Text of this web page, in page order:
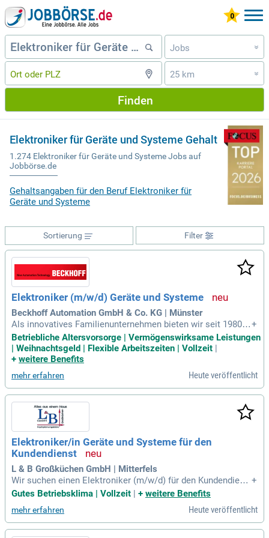
Jobs »
25 km »
Finden
Elektroniker für Geräte und Systeme Gehalt
1.274 Elektroniker für Geräte und Systeme Jobs auf
Jobbörse.de
Gehaltsangaben für den Beruf Elektroniker für
Geräte und Systeme
Filter
Sortierung
Elektroniker (m/w/d) Geräte und Systeme
Beckhoff Automation GmbH & Co. KG | Münster
Als innovatives Familienunternehmen bieten wir seit 1980
maßgeschneiderte Automatisierungssysteme auf Basis mo
dernster PC-technologie. Mit über 5.450 Mitarbeitenden und
einem Umsatz von 1,24 Mrd. Euro sind wir in mehr als 75 Lä
lisiert auf Embedded Computing und entwickelt hochwertig
e Computerboards für industrielle Anwendungen. Dank erfa
hrener Spezialisten schaffen wir individuelle Lösungen, pass
end zu spezifischen Anforderungen. Wir bedienen verschied
enste Industriezweige, darunter Telekommunikation und Me
dizintechnik, mit unseren leistungsstarken Produkten. Unser
umfangreicher Service begleitet Projekte von der ersten Ide
e bis zur finalen Inbetriebnahme, einschließlich BIOS-Anpas
sungen.
+
Betriebliche Altersvorsorge | Vermögenswirksame Leistungen
| Weihnachtsgeld | Flexible Arbeitszeiten | Vollzeit |
+ weitere Benefits
mehr erfahren Heute veröffentlicht
Elektroniker/in Geräte und Systeme für den
Kundendienst
L & B Großküchen GmbH | Mitterfels
Wir suchen einen Elektroniker (m/w/d) für den Kundendiens
t in Vollzeit. Ihre Aufgaben umfassen den Einbau von Küche
Großküchen. Außerdem sind Sie für Reparatur- und Servicea
rbeiten bei unseren Kunden verantwortlich. Voraussetzung i
st eine abgeschlossene Ausbildung im Bereich Kundendiens
+
Gutes Betriebsklima | Vollzeit
+ weitere Benefits
mehr erfahren Heute veröffentlicht